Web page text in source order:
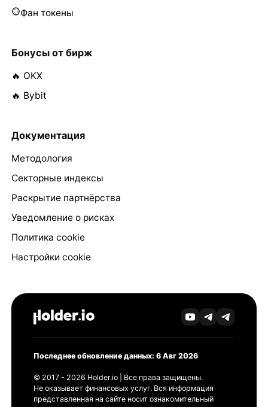
Фан токены
Бонусы от бирж
🔥 OKX
🔥 Bybit
Документация
Методология
Секторные индексы
Раскрытие партнёрства
Уведомление о рисках
Политика cookie
Настройки cookie
Последнее обновление данных: 6 Авг 2026
© 2017 - 2026 Holder.io | Все права защищены.
Не оказывает финансовых услуг. Вся информация
представленная на сайте носит ознакомительный